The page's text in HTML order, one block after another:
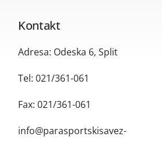
Kontakt
Adresa: Odeska 6, Split
Tel: 021/361-061
Fax: 021/361-061
info@parasportskisavez-